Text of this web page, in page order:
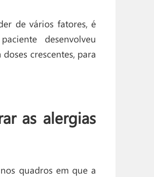
de vários fatores, é
desenvolveu
crescentes, para
as alergias
quadros em que a